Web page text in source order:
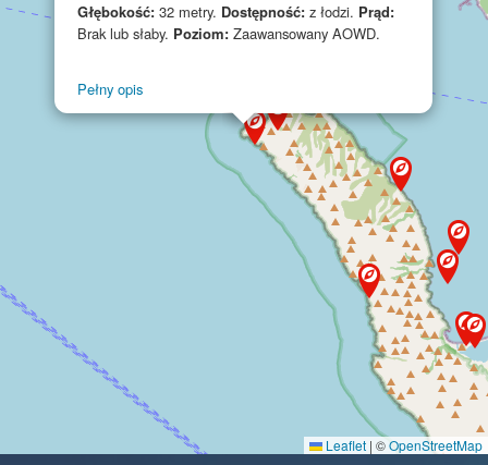
Głębokość: 32 metry. Dostępność: z łodzi. Prąd:
Brak lub słaby. Poziom: Zaawansowany AOWD.
Pełny opis
Leaflet | ©OpenStreetMap